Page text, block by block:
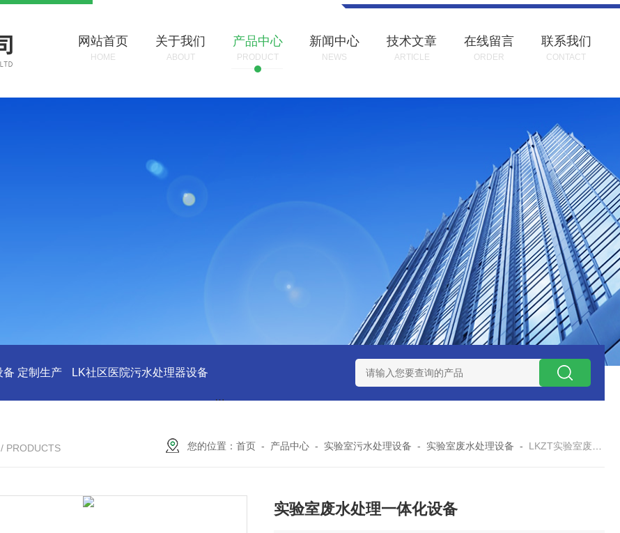
网站首页
HOME
关于我们
ABOUT
产品中心
PRODUCT
新闻中心
NEWS
技术文章
ARTICLE
在线留言
ORDER
联系我们
CONTACT
备 定制生产 LK社区医院污水处理器设备 LK康复医院废水处理器设备 LK康复医院污水处理
/ PRODUCTS 您的位置：首页 - 产品中心 - 实验室污水处理设备 - 实验室废水处理设备 - LKZT实验室废水处理一体化设备
实验室废水处理一体化设备